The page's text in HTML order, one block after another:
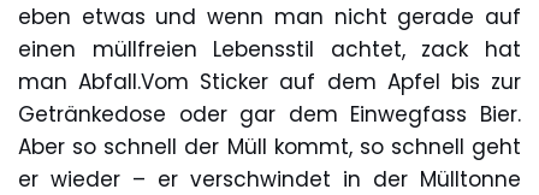
eben etwas und wenn man nicht gerade auf
einen müllfreien Lebensstil achtet, zack hat
man Abfall.Vom Sticker auf dem Apfel bis zur
Getränkedose oder gar dem Einwegfass Bier.
Aber so schnell der Müll kommt, so schnell geht
er wieder – er verschwindet in der Mülltonne